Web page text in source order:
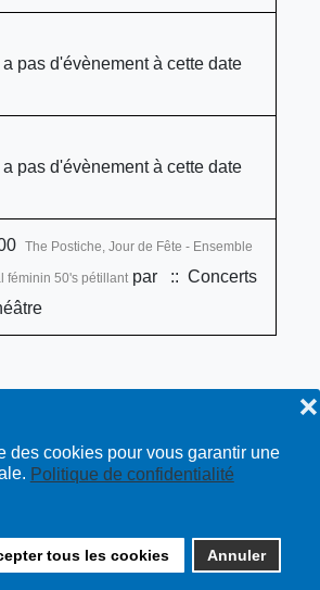
des cookies pour vous garantir une
Politique de confidentialité
tous les cookies Annuler
❌
a pas d'évènement à cette date
a pas d'évènement à cette date
The Postiche, Jour de Fête - Ensemble
féminin 50's pétillantpar
:: Concerts
- tous droits réservés | site :